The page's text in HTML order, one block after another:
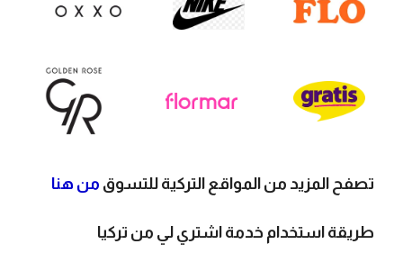
تصفح المزيد من المواقع التركية للتسوق من هنا
طريقة استخدام خدمة اشتري لي من تركيا